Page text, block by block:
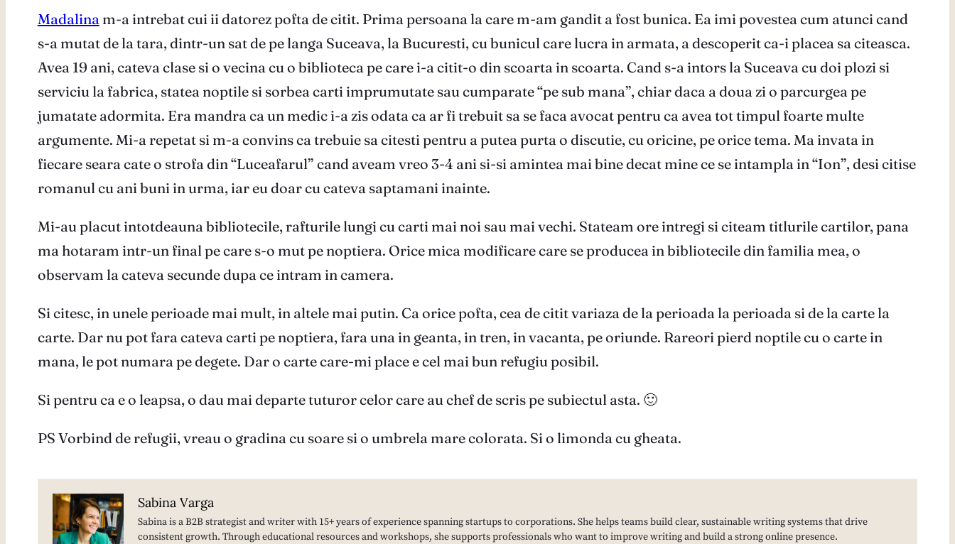
Madalina m-a intrebat cui ii datorez pofta de citit. Prima persoana la care m-am gandit a fost bunica. Ea imi povestea cum atunci cand
s-a mutat de la tara, dintr-un sat de pe langa Suceava, la Bucuresti, cu bunicul care lucra in armata, a descoperit ca-i placea sa citeasca.
Avea 19 ani, cateva clase si o vecina cu o biblioteca pe care i-a citit-o din scoarta in scoarta. Cand s-a intors la Suceava cu doi plozi si
serviciu la fabrica, statea noptile si sorbea carti imprumutate sau cumparate “pe sub mana”, chiar daca a doua zi o parcurgea pe
jumatate adormita. Era mandra ca un medic i-a zis odata ca ar fi trebuit sa se faca avocat pentru ca avea tot timpul foarte multe
argumente. Mi-a repetat si m-a convins ca trebuie sa citesti pentru a putea purta o discutie, cu oricine, pe orice tema. Ma invata in
fiecare seara cate o strofa din “Luceafarul” cand aveam vreo 3-4 ani si-si amintea mai bine decat mine ce se intampla in “Ion”, desi citise
romanul cu ani buni in urma, iar eu doar cu cateva saptamani inainte.
Mi-au placut intotdeauna bibliotecile, rafturile lungi cu carti mai noi sau mai vechi. Stateam ore intregi si citeam titlurile cartilor, pana
ma hotaram intr-un final pe care s-o mut pe noptiera. Orice mica modificare care se producea in bibliotecile din familia mea, o
observam la cateva secunde dupa ce intram in camera.
Si citesc, in unele perioade mai mult, in altele mai putin. Ca orice pofta, cea de citit variaza de la perioada la perioada si de la carte la
carte. Dar nu pot fara cateva carti pe noptiera, fara una in geanta, in tren, in vacanta, pe oriunde. Rareori pierd noptile cu o carte in
mana, le pot numara pe degete. Dar o carte care-mi place e cel mai bun refugiu posibil.
Si pentru ca e o leapsa, o dau mai departe tuturor celor care au chef de scris pe subiectul asta. 🙂
PS Vorbind de refugii, vreau o gradina cu soare si o umbrela mare colorata. Si o limonda cu gheata.
Sabina Varga
Sabina is a B2B strategist and writer with 15+ years of experience spanning startups to corporations. She helps teams build clear, sustainable writing systems that drive
consistent growth. Through educational resources and workshops, she supports professionals who want to improve writing and build a strong online presence.